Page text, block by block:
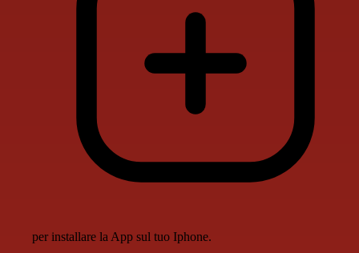
per installare la App sul tuo Iphone.